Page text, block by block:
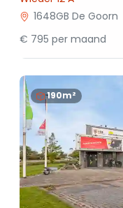
1648GB De Goorn
€ 795 per maand
190m²